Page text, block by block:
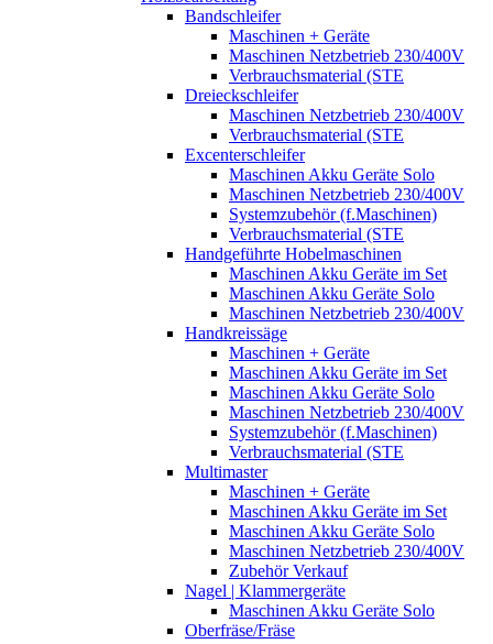
Bandschleifer
Maschinen + Geräte
Maschinen Netzbetrieb 230/400V
Verbrauchsmaterial (STE
Dreieckschleifer
Maschinen Netzbetrieb 230/400V
Verbrauchsmaterial (STE
Excenterschleifer
Maschinen Akku Geräte Solo
Maschinen Netzbetrieb 230/400V
Systemzubehör (f.Maschinen)
Verbrauchsmaterial (STE
Handgeführte Hobelmaschinen
Maschinen Akku Geräte im Set
Maschinen Akku Geräte Solo
Maschinen Netzbetrieb 230/400V
Handkreissäge
Maschinen + Geräte
Maschinen Akku Geräte im Set
Maschinen Akku Geräte Solo
Maschinen Netzbetrieb 230/400V
Systemzubehör (f.Maschinen)
Verbrauchsmaterial (STE
Multimaster
Maschinen + Geräte
Maschinen Akku Geräte im Set
Maschinen Akku Geräte Solo
Maschinen Netzbetrieb 230/400V
Zubehör Verkauf
Nagel | Klammergeräte
Maschinen Akku Geräte Solo
Oberfräse/Fräse